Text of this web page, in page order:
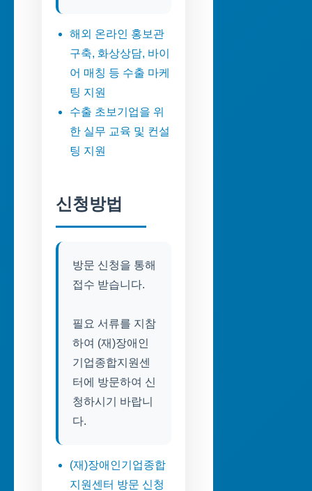
해외 온라인 홍보관
구축, 화상상담, 바이
어 매칭 등 수출 마케
팅 지원
수출 초보기업을 위
한 실무 교육 및 컨설
팅 지원
신청방법
방문 신청을 통해
접수 받습니다.
필요 서류를 지참
하여 (재)장애인
기업종합지원센
터에 방문하여 신
청하시기 바랍니
다.
(재)장애인기업종합
지원센터 방문 신청